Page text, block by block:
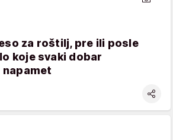
za roštilj, pre ili posle
koje svaki dobar